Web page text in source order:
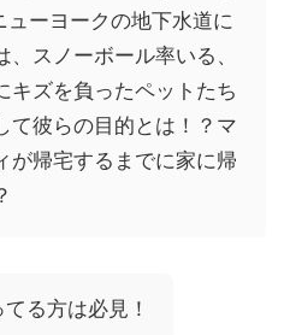
ーヨークの地下水道に
スノーボール率いる、
キズを負ったペットたち
て彼らの目的とは！？マ
が帰宅するまでに家に帰
る方は必見！